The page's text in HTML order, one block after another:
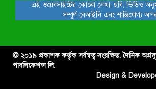
এই ওয়েবসাইটের কোনো লেখা, ছবি, ভিডিও
সম্পূর্ণ বেআইনি এবং শাস্তিযোগ্য
© ২০১৯ প্রকাশক কর্তৃক সর্বস্বত্ব সংরক্ষিত. দৈনিক
পাবলিকেশন্স লি.
Design &